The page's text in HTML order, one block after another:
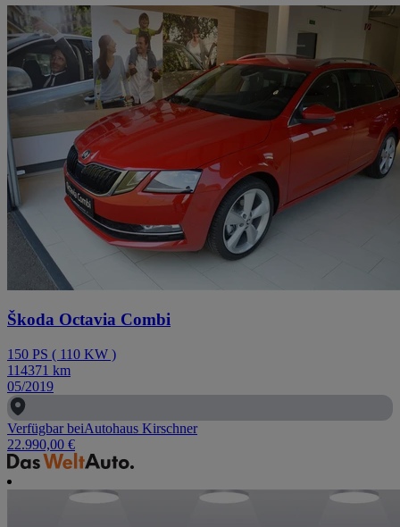
Škoda Octavia Combi
150 PS ( 110 KW )
114371 km
05/2019
Verfügbar beiAutohaus Kirschner
22.990,00 €